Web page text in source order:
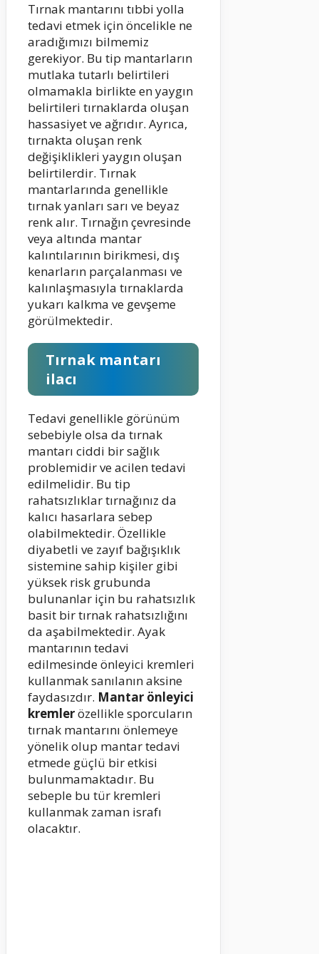
Tırnak mantarını tıbbi yolla
tedavi etmek için öncelikle ne
aradığımızı bilmemiz
gerekiyor. Bu tip mantarların
mutlaka tutarlı belirtileri
olmamakla birlikte en yaygın
belirtileri tırnaklarda oluşan
hassasiyet ve ağrıdır. Ayrıca,
tırnakta oluşan renk
değişiklikleri yaygın oluşan
belirtilerdir. Tırnak
mantarlarında genellikle
tırnak yanları sarı ve beyaz
renk alır. Tırnağın çevresinde
veya altında mantar
kalıntılarının birikmesi, dış
kenarların parçalanması ve
kalınlaşmasıyla tırnaklarda
yukarı kalkma ve gevşeme
görülmektedir.
Tırnak mantarı
ilacı
Tedavi genellikle görünüm
sebebiyle olsa da tırnak
mantarı ciddi bir sağlık
problemidir ve acilen tedavi
edilmelidir. Bu tip
rahatsızlıklar tırnağınız da
kalıcı hasarlara sebep
olabilmektedir. Özellikle
diyabetli ve zayıf bağışıklık
sistemine sahip kişiler gibi
yüksek risk grubunda
bulunanlar için bu rahatsızlık
basit bir tırnak rahatsızlığını
da aşabilmektedir. Ayak
mantarının tedavi
edilmesinde önleyici kremleri
kullanmak sanılanın aksine
faydasızdır. Mantar önleyici
kremlerözellikle sporcuların
tırnak mantarını önlemeye
yönelik olup mantar tedavi
etmede güçlü bir etkisi
bulunmamaktadır. Bu
sebeple bu tür kremleri
kullanmak zaman israfı
olacaktır.